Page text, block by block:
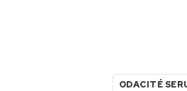
ODACITÉ